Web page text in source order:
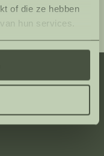
of die ze hebben
hun services.